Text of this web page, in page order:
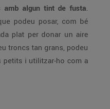
amb algun tint de fusta.
podeu posar, com bé
plat per donar un aire
troncs tan grans, podeu
petits i utilitzar-ho com a